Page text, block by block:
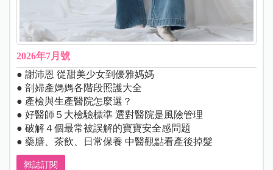
2026年7月號
● 謝沛恩 從甜美少女到優雅媽媽
● 剖婦產媽媽各階段照護大全
● 產檢與生產醫院怎麼選？
● 好醫師５大檢驗標準 選對醫院是風險管理
● 破解４個最常被誤解的寶寶安全感問題
● 藥膳、茶飲、日常保養 中醫觀點看產後掉髮
雜誌訂閱